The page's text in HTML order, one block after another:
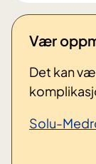
Vær
Det kan
Solu-